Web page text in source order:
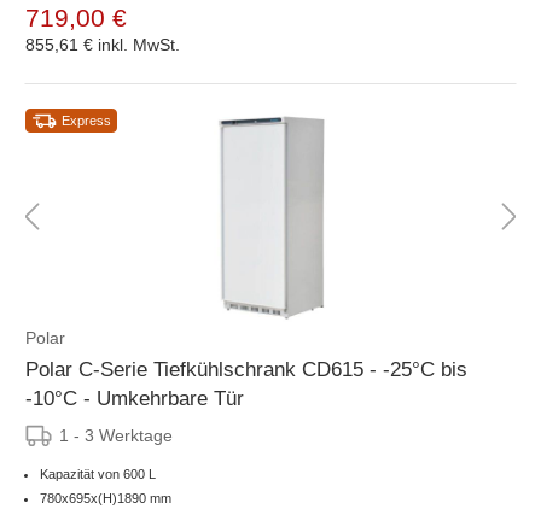
719,00 €
855,61 € inkl. MwSt.
Express
Polar
Polar C-Serie Tiefkühlschrank CD615 - -25°C bis
-10°C - Umkehrbare Tür
1 - 3 Werktage
Kapazität von 600 L
780x695x(H)1890 mm